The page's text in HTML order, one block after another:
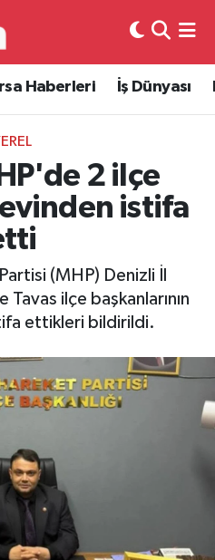
Haberleri İş Dünyası
2 ilçe
istifa
(MHP) Denizli İl
ilçe başkanlarının
ettikleri bildirildi.
ve Fikstür